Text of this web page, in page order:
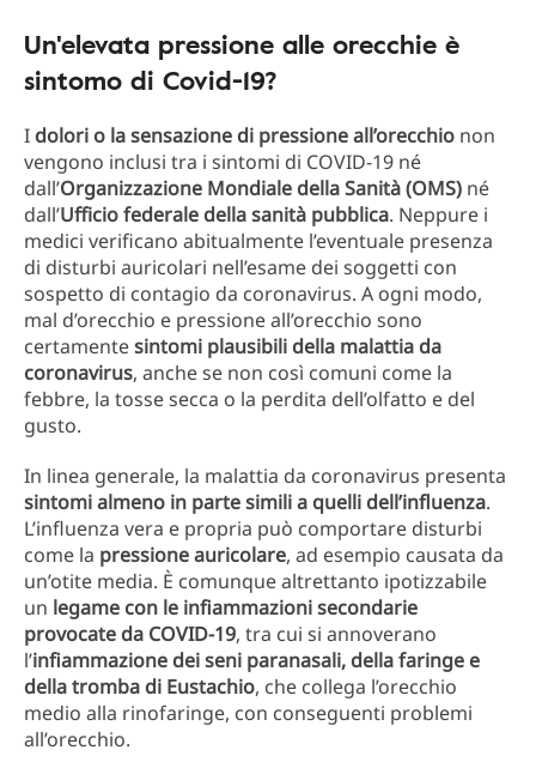
Un'elevata pressione alle orecchie è
sintomo di Covid-19?
I dolori o la sensazione di pressione all’orecchio non
vengono inclusi tra i sintomi di COVID-19 né
dall’Organizzazione Mondiale della Sanità (OMS) né
dall’Ufficio federale della sanità pubblica. Neppure i
medici verificano abitualmente l’eventuale presenza
di disturbi auricolari nell’esame dei soggetti con
sospetto di contagio da coronavirus. A ogni modo,
mal d’orecchio e pressione all’orecchio sono
certamentesintomi plausibili della malattia da
coronavirus, anche se non così comuni come la
febbre, la tosse secca o la perdita dell’olfatto e del
gusto.
In linea generale, la malattia da coronavirus presenta
sintomi almeno in parte simili a quelli dell’influenza.
L’influenza vera e propria può comportare disturbi
come la pressione auricolare, ad esempio causata da
un’otite media. È comunque altrettanto ipotizzabile
un legame con le infiammazioni secondarie
provocate da COVID-19, tra cui si annoverano
l’infiammazione dei seni paranasali, della faringe e
della tromba di Eustachio, che collega l’orecchio
medio alla rinofaringe, con conseguenti problemi
all’orecchio.